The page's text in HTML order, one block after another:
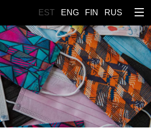
EST ENG FIN RUS